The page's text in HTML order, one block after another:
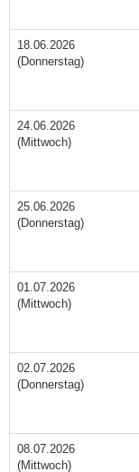
18.06.2026
(Donnerstag)
24.06.2026
(Mittwoch)
25.06.2026
(Donnerstag)
01.07.2026
(Mittwoch)
02.07.2026
(Donnerstag)
08.07.2026
(Mittwoch)